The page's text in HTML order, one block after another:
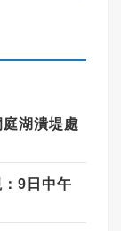
庭湖潰堤處
：9日中午